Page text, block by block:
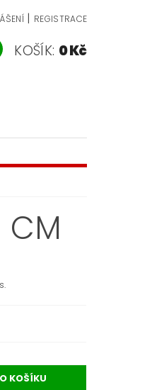
| REGISTRACE
KOŠÍK: 0 Kč
CM